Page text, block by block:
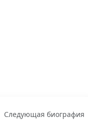
Следующая биография